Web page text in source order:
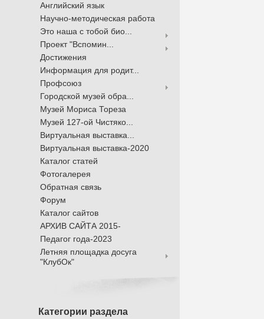
Английский язык
Научно-методическая работа
Это наша с тобой био...
Проект "Вспомин...
Достижения
Информация для родит...
Профсоюз
Городской музей обра...
Музей Мориса Тореза
Музей 127-ой Чистяко...
Виртуальная выставка...
Виртуальная выставка-2020
Каталог статей
Фотогалерея
Обратная связь
Форум
Каталог сайтов
АРХИВ САЙТА 2015-
Педагог года-2023
Летняя площадка досуга
"КлубОк"
Категории раздела